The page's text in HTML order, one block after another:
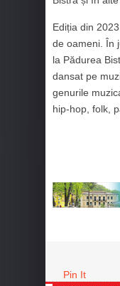
Ediția din
de oameni. În
la Pădurea
dansat pe
genurile
hip-hop, folk,
Pin It